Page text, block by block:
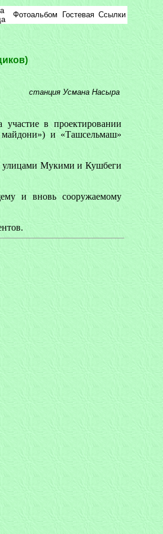
Фотоальбом Гостевая Ссылки
станция Усмана Насыра
в проектировании
и «Ташсельмаш»
улицами Мукими и Кушбеги
и вновь сооружаемому